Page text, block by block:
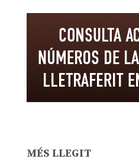
MÉS LLEGIT